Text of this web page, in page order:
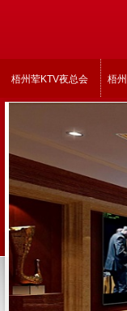
梧州荤KTV夜总会 梧